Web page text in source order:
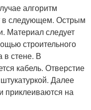
алгоритм
в следующем. Острым
Материал следует
строительного
в стене. В
кабель. Отверстие
Далее
приклеиваются на